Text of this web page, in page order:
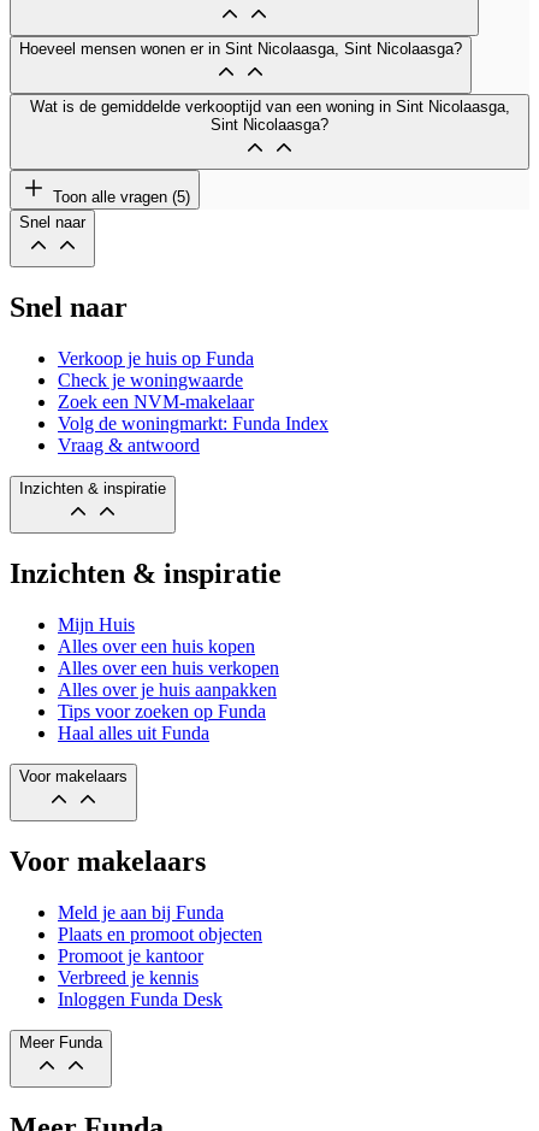
Hoeveel mensen wonen er in Sint Nicolaasga, Sint Nicolaasga?
Wat is de gemiddelde verkooptijd van een woning in Sint Nicolaasga,
Sint Nicolaasga?
Toon alle vragen (5)
Snel naar
Snel naar
Verkoop je huis op Funda
Check je woningwaarde
Zoek een NVM-makelaar
Volg de woningmarkt: Funda Index
Vraag & antwoord
Inzichten & inspiratie
Inzichten & inspiratie
Mijn Huis
Alles over een huis kopen
Alles over een huis verkopen
Alles over je huis aanpakken
Tips voor zoeken op Funda
Haal alles uit Funda
Voor makelaars
Voor makelaars
Meld je aan bij Funda
Plaats en promoot objecten
Promoot je kantoor
Verbreed je kennis
Inloggen Funda Desk
Meer Funda